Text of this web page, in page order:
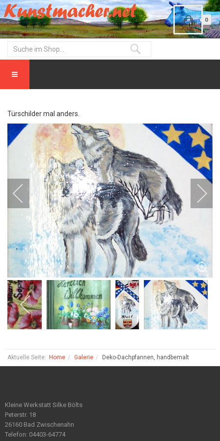
0
Türschilder mal anders.
Aktuelle Seite: Home Galerie Deko-Dachpfannen, handbemalt
Kleine Werkstatt Silke Bölts
Peterstr. 18
26160 Bad Zwischenahn
Telefon: 04403-64774